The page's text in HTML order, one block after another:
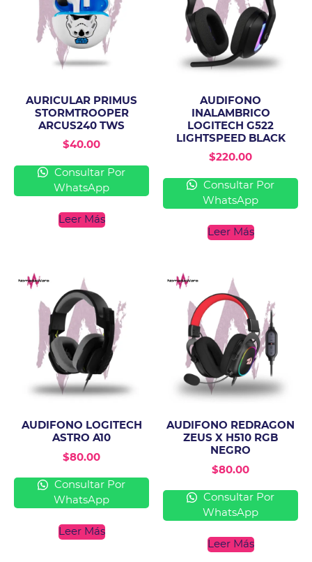
AURICULAR PRIMUS
STORMTROOPER
ARCUS240 TWS
$40.00
Consultar Por
WhatsApp
Leer Más
AUDIFONO
INALAMBRICO
LOGITECH G522
LIGHTSPEED BLACK
$220.00
Consultar Por
WhatsApp
Leer Más
AUDIFONO LOGITECH
ASTRO A10
$80.00
Consultar Por
WhatsApp
Leer Más
AUDIFONO REDRAGON
ZEUS X H510 RGB
NEGRO
$80.00
Consultar Por
WhatsApp
Leer Más